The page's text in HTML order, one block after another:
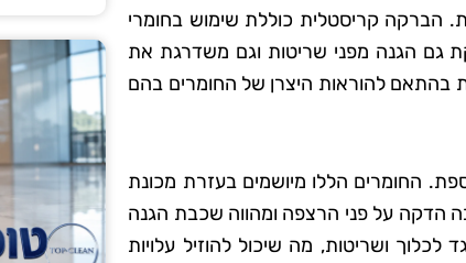
הברקה קריסטלית כוללת שימוש בחומרי
גם הגנה מפני שריטות וגם משדרגת את
בהתאם להוראות היצרן של החומרים בהם
החומרים הללו מיושמים בעזרת מכונת
הדקה על פני הרצפה ומהווה שכבת הגנה
ושריטות, מה שיכול להוזיל עלויות